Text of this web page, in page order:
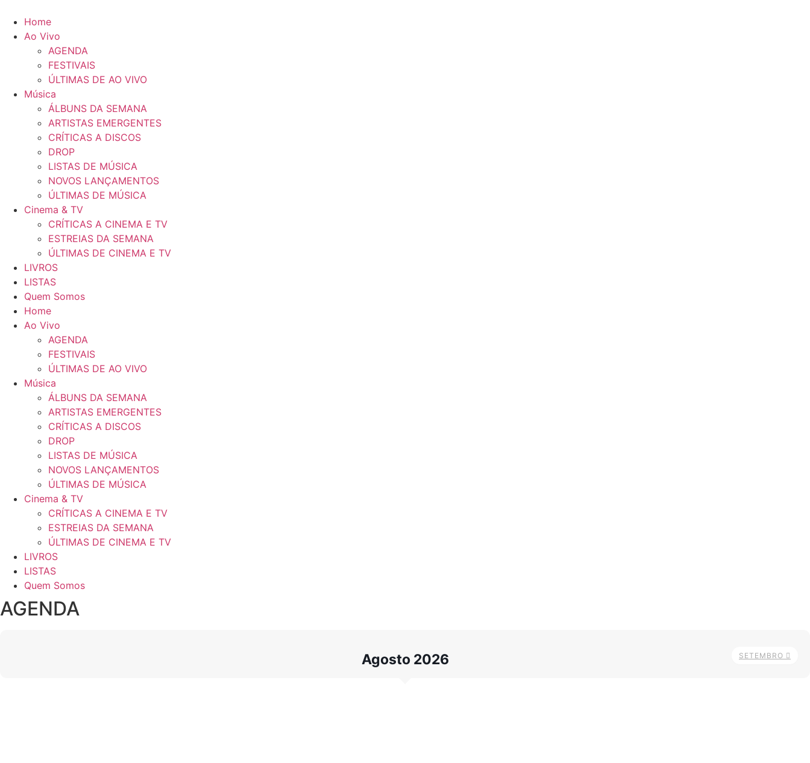
para
conteúdo
Home
Ao Vivo
AGENDA
FESTIVAIS
ÚLTIMAS DE AO VIVO
Música
ÁLBUNS DA SEMANA
ARTISTAS EMERGENTES
CRÍTICAS A DISCOS
DROP
LISTAS DE MÚSICA
NOVOS LANÇAMENTOS
ÚLTIMAS DE MÚSICA
Cinema & TV
CRÍTICAS A CINEMA E TV
ESTREIAS DA SEMANA
ÚLTIMAS DE CINEMA E TV
LIVROS
LISTAS
Quem Somos
Home
Ao Vivo
AGENDA
FESTIVAIS
ÚLTIMAS DE AO VIVO
Música
ÁLBUNS DA SEMANA
ARTISTAS EMERGENTES
CRÍTICAS A DISCOS
DROP
LISTAS DE MÚSICA
NOVOS LANÇAMENTOS
ÚLTIMAS DE MÚSICA
Cinema & TV
CRÍTICAS A CINEMA E TV
ESTREIAS DA SEMANA
ÚLTIMAS DE CINEMA E TV
LIVROS
LISTAS
Quem Somos
AGENDA
Agosto 2026 SETEMBRO